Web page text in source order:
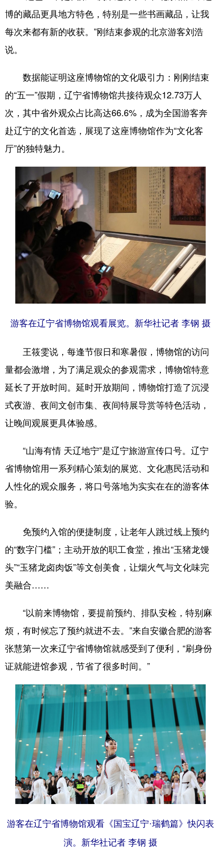
博的藏品更具地方特色，特别是一些书画藏品，让我
每次来都有新的收获。”刚结束参观的北京游客刘浩
说。
数据能证明这座博物馆的文化吸引力：刚刚结束
的“五一”假期，辽宁省博物馆共接待观众12.73万人
次，其中省外观众占比高达66.6%，成为全国游客奔
赴辽宁的文化首选，展现了这座博物馆作为“文化客
厅”的独特魅力。
游客在辽宁省博物馆观看展览。新华社记者 李钢 摄
王筱雯说，每逢节假日和寒暑假，博物馆的访问
量都会激增，为了满足观众的参观需求，博物馆特意
延长了开放时间。延时开放期间，博物馆打造了沉浸
式夜游、夜间文创市集、夜间特展导赏等特色活动，
让晚间观展更具体验感。
“山海有情 天辽地宁”是辽宁旅游宣传口号。辽宁
省博物馆用一系列精心策划的展览、文化惠民活动和
人性化的观众服务，将口号落地为实实在在的游客体
验。
免预约入馆的便捷制度，让老年人跳过线上预约
的“数字门槛”；主动开放的职工食堂，推出“玉猪龙馒
头”“玉猪龙卤肉饭”等文创美食，让烟火气与文化味完
美融合……
“以前来博物馆，要提前预约、排队安检，特别麻
烦，有时候忘了预约就进不去。”来自安徽合肥的游客
张慧第一次来辽宁省博物馆就感受到了便利，“刷身份
证就能进馆参观，节省了很多时间。”
游客在辽宁省博物馆观看《国宝辽宁·瑞鹤篇》快闪表
演。新华社记者 李钢 摄